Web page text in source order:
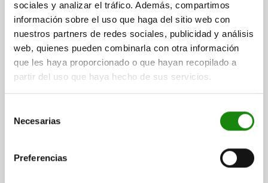
sociales y analizar el tráfico. Además, compartimos
información sobre el uso que haga del sitio web con
nuestros partners de redes sociales, publicidad y análisis
web, quienes pueden combinarla con otra información
que les haya proporcionado o que hayan recopilado a
partir del uso que haya hecho de sus servicios.
Necesarias
Preferencias
Referencia:04056-12100
$1,258.78
más IVA.
más gastos de envío
DETALLES